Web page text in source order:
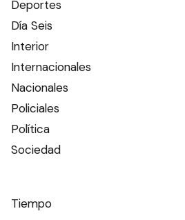
Deportes
Día Seis
Interior
Internacionales
Nacionales
Policiales
Política
Sociedad
Tiempo